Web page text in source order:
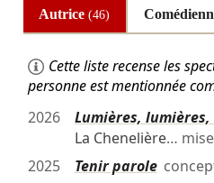
Autrice(46)
Cette liste recense les
personne est mentionnée
2026
Lumières,
La Chenelière…
2025
Tenir parole